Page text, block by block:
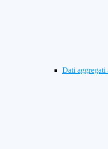
Dati aggregati